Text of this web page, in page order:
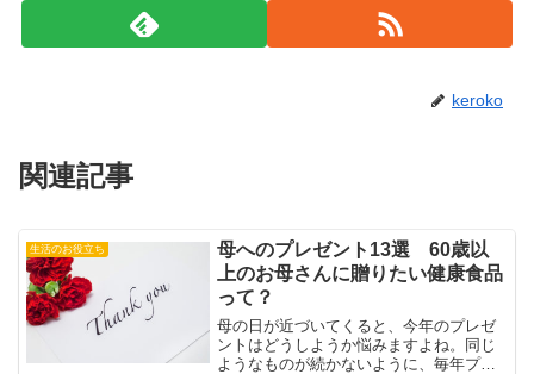
keroko
関連記事
生活のお役立ち
母へのプレゼント13選 60歳以
上のお母さんに贈りたい健康食品
って？
母の日が近づいてくると、今年のプレゼ
ントはどうしようか悩みますよね。同じ
ようなものが続かないように、毎年プレ